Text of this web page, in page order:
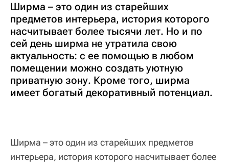
Ширма – это один из старейших
предметов интерьера, история которого
насчитывает более тысячи лет. Но и по
сей день ширма не утратила свою
актуальность: с ее помощью в любом
помещении можно создать уютную
приватную зону. Кроме того, ширма
имеет богатый декоративный потенциал.
Ширма – это один из старейших предметов
интерьера, история которого насчитывает более